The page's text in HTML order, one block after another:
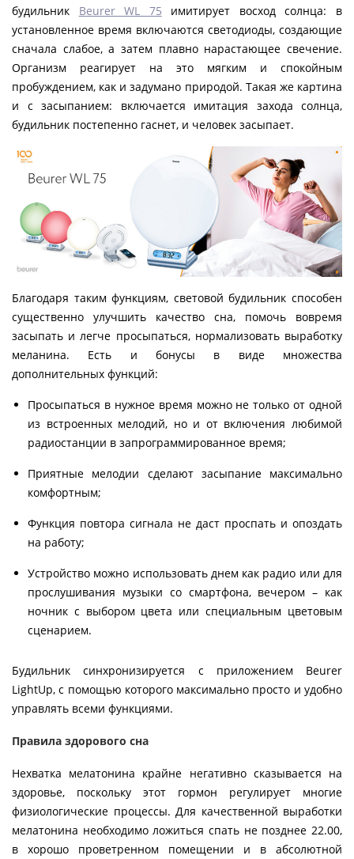
будильник Beurer WL 75 имитирует восход солнца: в
установленное время включаются светодиоды, создающие
сначала слабое, а затем плавно нарастающее свечение.
Организм реагирует на это мягким и спокойным
пробуждением, как и задумано природой. Такая же картина
и с засыпанием: включается имитация захода солнца,
будильник постепенно гаснет, и человек засыпает.
Благодаря таким функциям, световой будильник способен
существенно улучшить качество сна, помочь вовремя
засыпать и легче просыпаться, нормализовать выработку
меланина. Есть и бонусы в виде множества
дополнительных функций:
Просыпаться в нужное время можно не только от одной
из встроенных мелодий, но и от включения любимой
радиостанции в запрограммированное время;
Приятные мелодии сделают засыпание максимально
комфортным;
Функция повтора сигнала не даст проспать и опоздать
на работу;
Устройство можно использовать днем как радио или для
прослушивания музыки со смартфона, вечером – как
ночник с выбором цвета или специальным цветовым
сценарием.
Будильник синхронизируется с приложением Beurer
LightUp, с помощью которого максимально просто и удобно
управлять всеми функциями.
Правила здорового сна
Нехватка мелатонина крайне негативно сказывается на
здоровье, поскольку этот гормон регулирует многие
физиологические процессы. Для качественной выработки
мелатонина необходимо ложиться спать не позднее 22.00,
в хорошо проветренном помещении и в абсолютной